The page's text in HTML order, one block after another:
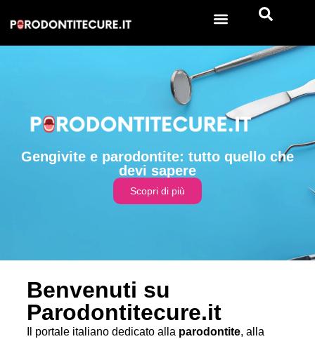
Gengivite e parodontite: tutto quello che
devi sapere
Scopri di più
Benvenuti su
Parodontitecure.it
Il portale italiano dedicato alla parodontite, alla